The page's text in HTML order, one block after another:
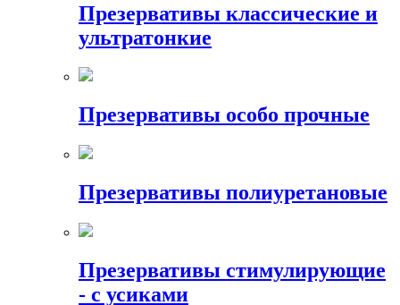
Презервативы классические и
ультратонкие
Презервативы особо прочные
Презервативы полиуретановые
Презервативы стимулирующие
- с усиками